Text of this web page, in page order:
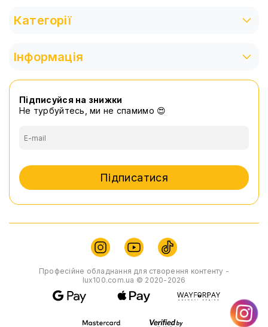
Категорії
Інформація
Підписуйся на знижки
Не турбуйтесь, ми не спамимо 😍
Підписатися
Професійне обладнання для створення контенту -
lux100.com.ua © 2020-2026